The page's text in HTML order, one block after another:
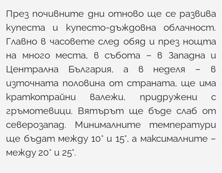
През почивните дни отново ще се развива
купеста и купесто-дъждовна облачност.
Главно в часовете след обяд и през нощта
на много места, в събота – в Западна и
Централна България, а в неделя – в
източната половина от страната, ще има
краткотрайни валежи, придружени с
гръмотевици. Вятърът ще бъде слаб от
северозапад. Минималните температури
ще бъдат между 10° и 15°, а максималните –
между 20° и 25°.